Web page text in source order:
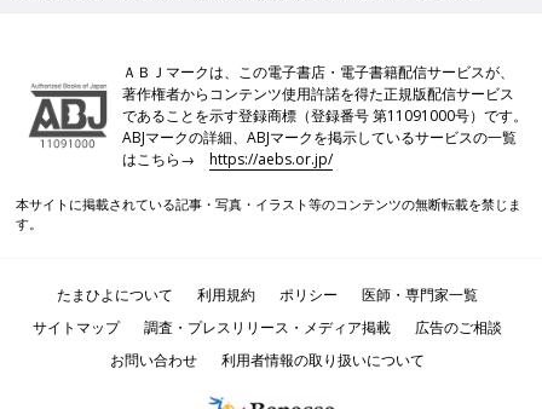
ＡＢＪマークは、この電子書店・電子書籍配信サービスが、
著作権者からコンテンツ使用許諾を得た正規版配信サービス
であることを示す登録商標（登録番号 第11091000号）です。
ABJマークの詳細、ABJマークを掲示しているサービスの一覧
はこちら→https://aebs.or.jp/
本サイトに掲載されている記事・写真・イラスト等のコンテンツの無断転載を禁じま
す。
たまひよについて 利用規約 ポリシー
医師・専門家一覧
サイトマップ
調査・プレスリリース・メディア掲載
広告のご相談
お問い合わせ
利用者情報の取り扱いについて